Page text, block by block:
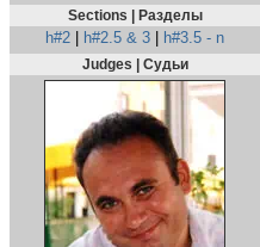
Sections | Разделы
h#2 h#2.5 & 3 h#3.5 - n
Judges | Судьи